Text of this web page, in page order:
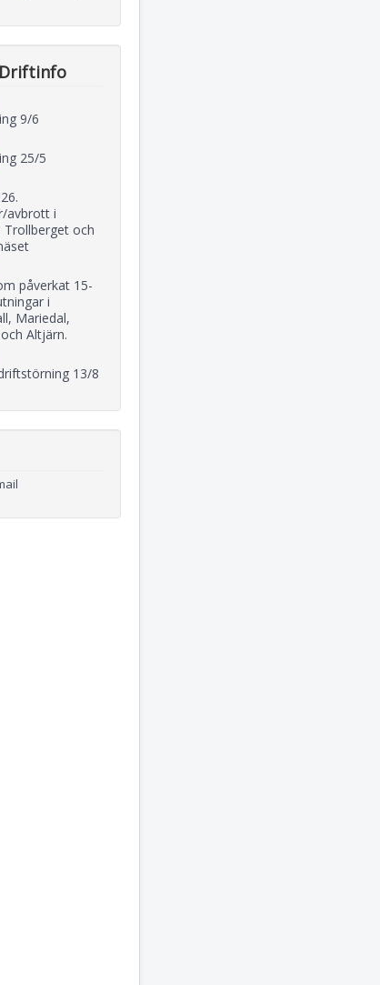
9/6
25/5
avbrott i
Trollberget och
påverkat 15-
i
Mariedal,
Altjärn.
13/8